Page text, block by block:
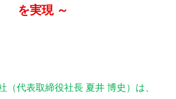
を実現 ～
（代表取締役社長 夏井 博史）は、